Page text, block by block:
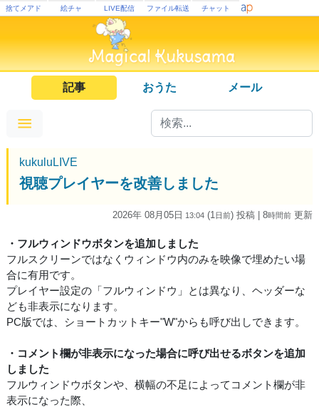
捨てメアド 絵チャ LIVE配信 ファイル転送 チャット
記事 おうた メール
kukuluLIVE
視聴プレイヤーを改善しました
2026年 08月05日 13:04 (1 日前) 投稿 | 8時間前 更新
・フルウィンドウボタンを追加しました
フルスクリーンではなくウィンドウ内のみを映像で埋めたい場
合に有用です。
プレイヤー設定の「フルウィンドウ」とは異なり、ヘッダーな
ども非表示になります。
PC版では、ショートカットキー"W"からも呼び出しできます。
・コメント欄が非表示になった場合に呼び出せるボタンを追加
しました
フルウィンドウボタンや、横幅の不足によってコメント欄が非
表示になった際、